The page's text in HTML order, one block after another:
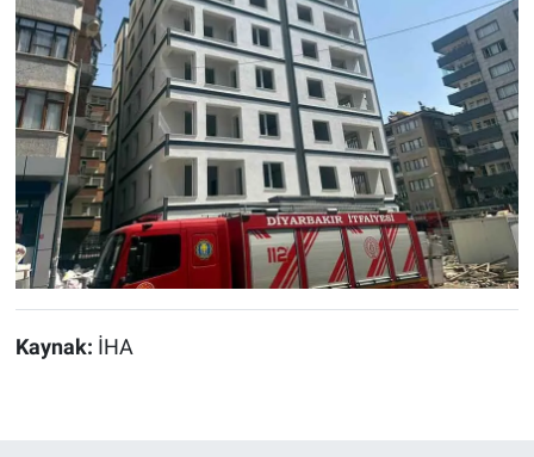
Kaynak: İHA